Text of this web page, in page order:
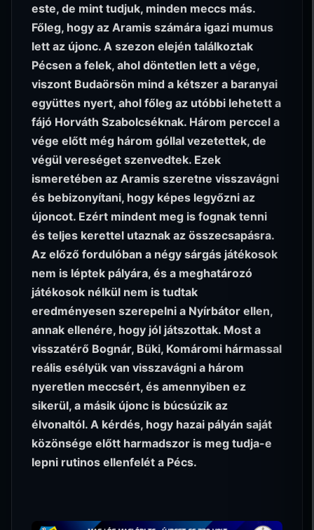
este, de mint tudjuk, minden meccs más.
Főleg, hogy az Aramis számára igazi mumus
lett az újonc. A szezon elején találkoztak
Pécsen a felek, ahol döntetlen lett a vége,
viszont Budaörsön mind a kétszer a baranyai
együttes nyert, ahol főleg az utóbbi lehetett a
fájó Horváth Szabolcséknak. Három perccel a
vége előtt még három góllal vezetettek, de
végül vereséget szenvedtek. Ezek
ismeretében az Aramis szeretne visszavágni
és bebizonyítani, hogy képes legyőzni az
újoncot. Ezért mindent meg is fognak tenni
és teljes kerettel utaznak az összecsapásra.
Az előző fordulóban a négy sárgás játékosok
nem is léptek pályára, és a meghatározó
játékosok nélkül nem is tudtak
eredményesen szerepelni a Nyírbátor ellen,
annak ellenére, hogy jól játszottak. Most a
visszatérő Bognár, Büki, Komáromi hármassal
reális esélyük van visszavágni a három
nyeretlen meccsért, és amennyiben ez
sikerül, a másik újonc is búcsúzik az
élvonaltól. A kérdés, hogy hazai pályán saját
közönsége előtt harmadszor is meg tudja-e
lepni rutinos ellenfelét a Pécs.